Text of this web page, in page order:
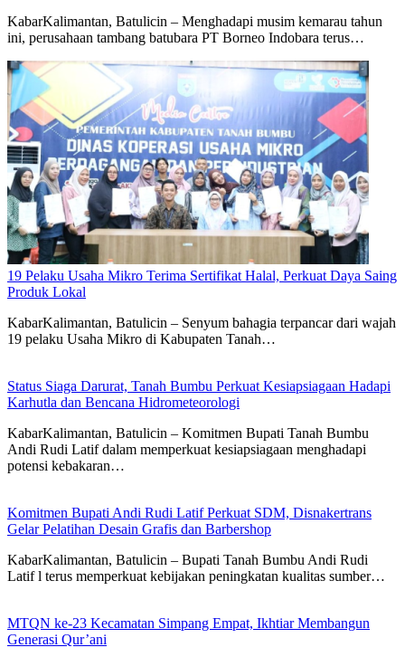
KabarKalimantan, Batulicin – Menghadapi musim kemarau tahun
ini, perusahaan tambang batubara PT Borneo Indobara terus…
19 Pelaku Usaha Mikro Terima Sertifikat Halal, Perkuat Daya Saing
Produk Lokal
KabarKalimantan, Batulicin – Senyum bahagia terpancar dari wajah
19 pelaku Usaha Mikro di Kabupaten Tanah…
Status Siaga Darurat, Tanah Bumbu Perkuat Kesiapsiagaan Hadapi
Karhutla dan Bencana Hidrometeorologi
KabarKalimantan, Batulicin – Komitmen Bupati Tanah Bumbu
Andi Rudi Latif dalam memperkuat kesiapsiagaan menghadapi
potensi kebakaran…
Komitmen Bupati Andi Rudi Latif Perkuat SDM, Disnakertrans
Gelar Pelatihan Desain Grafis dan Barbershop
KabarKalimantan, Batulicin – Bupati Tanah Bumbu Andi Rudi
Latif l terus memperkuat kebijakan peningkatan kualitas sumber…
MTQN ke-23 Kecamatan Simpang Empat, Ikhtiar Membangun
Generasi Qur’ani